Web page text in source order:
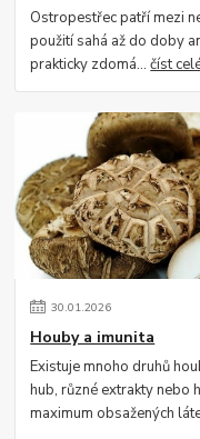
Ostropestřec patří mezi
použití sahá až do doby
prakticky zdomá...číst
30.01.2026
Houby a imunita
Existuje mnoho druhů
hub, různé extrakty nebo
maximum obsažených